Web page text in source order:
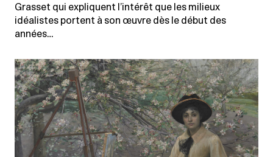
Grasset qui expliquent l’intérêt que les milieux
idéalistes portent à son œuvre dès le début des
années…